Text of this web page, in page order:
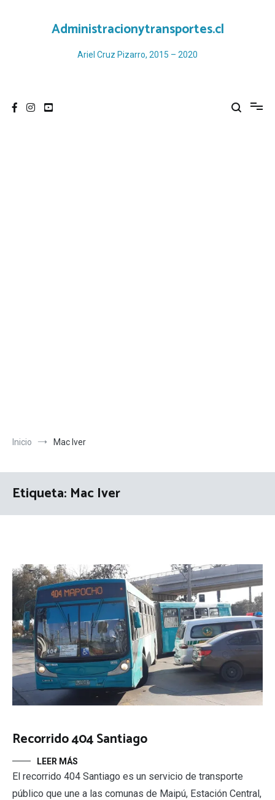
Administracionytransportes.cl
Ariel Cruz Pizarro, 2015 – 2020
Inicio Mac Iver
Etiqueta: Mac Iver
Recorrido 404 Santiago
LEER MÁS
El recorrido 404 Santiago es un servicio de transporte
público que une a las comunas de Maipú, Estación Central,